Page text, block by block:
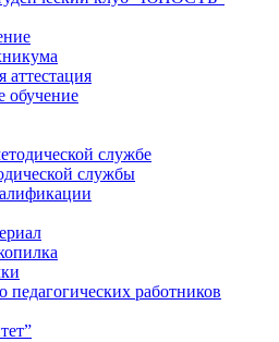
обучение
службе
службы
педагогических работников